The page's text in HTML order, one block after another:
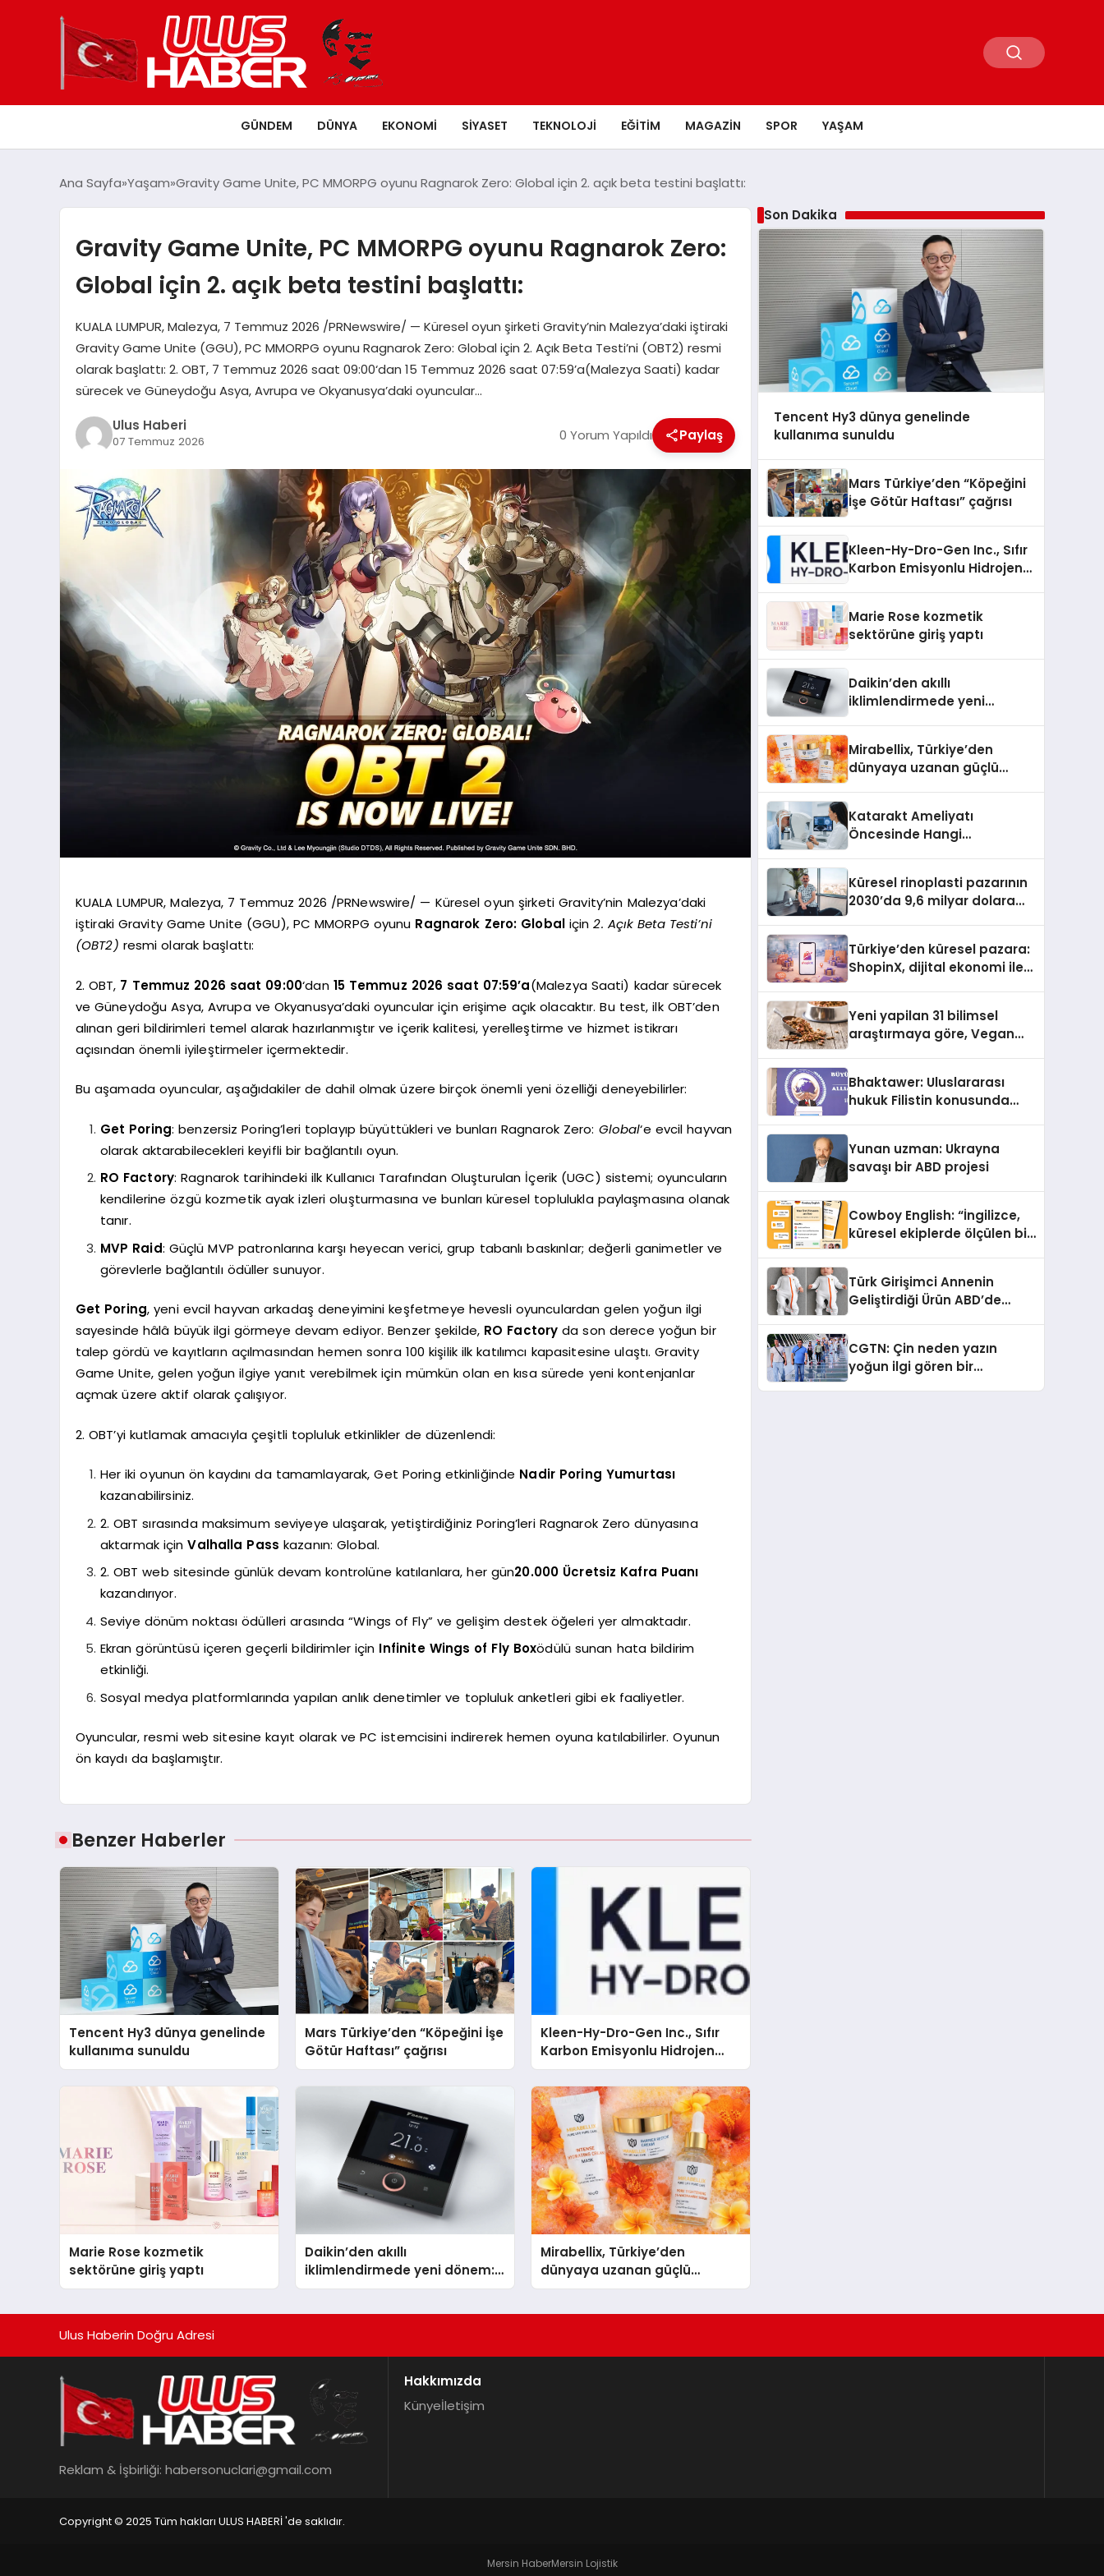
GÜNDEM DÜNYA EKONOMI SIYASET TEKNOLOJI EĞITIM MAGAZIN SPOR YAŞAM
Ana Sayfa Yaşam Gravity Game Unite, PC MMORPG oyunu Ragnarok Zero: Global için 2. açık beta testini başlattı:
Gravity Game Unite, PC MMORPG oyunu Ragnarok Zero:
Global için 2. açık beta testini başlattı:
KUALA LUMPUR, Malezya, 7 Temmuz 2026 /PRNewswire/ — Küresel oyun şirketi Gravity’nin Malezya’daki iştiraki
Gravity Game Unite (GGU), PC MMORPG oyunu Ragnarok Zero: Global için 2. Açık Beta Testi’ni (OBT2) resmi
olarak başlattı: 2. OBT, 7 Temmuz 2026 saat 09:00‘dan 15 Temmuz 2026 saat 07:59’a(Malezya Saati) kadar
sürecek ve Güneydoğu Asya, Avrupa ve Okyanusya’daki oyuncular…
Ulus Haberi
07 Temmuz 2026 0 Yorum Yapıldı Paylaş
KUALA LUMPUR, Malezya, 7 Temmuz 2026 /PRNewswire/ — Küresel oyun şirketi Gravity’nin Malezya’daki
iştiraki Gravity Game Unite (GGU), PC MMORPG oyunu Ragnarok Zero: Global için2. Açık Beta Testi’ni
(OBT2) resmi olarak başlattı:
2. OBT, 7 Temmuz 2026 saat 09:00‘dan 15 Temmuz 2026 saat 07:59’a(Malezya Saati) kadar sürecek
ve Güneydoğu Asya, Avrupa ve Okyanusya’daki oyuncular için erişime açık olacaktır. Bu test, ilk OBT’den
alınan geri bildirimleri temel alarak hazırlanmıştır ve içerik kalitesi, yerelleştirme ve hizmet istikrarı
açısından önemli iyileştirmeler içermektedir.
Bu aşamada oyuncular, aşağıdakiler de dahil olmak üzere birçok önemli yeni özelliği deneyebilirler:
Get Poring: benzersiz Poring’leri toplayıp büyüttükleri ve bunları Ragnarok Zero: Global‘e evcil hayvan
olarak aktarabilecekleri keyifli bir bağlantılı oyun.
RO Factory: Ragnarok tarihindeki ilk Kullanıcı Tarafından Oluşturulan İçerik (UGC) sistemi; oyuncuların
kendilerine özgü kozmetik ayak izleri oluşturmasına ve bunları küresel toplulukla paylaşmasına olanak
tanır.
MVP Raid: Güçlü MVP patronlarına karşı heyecan verici, grup tabanlı baskınlar; değerli ganimetler ve
görevlerle bağlantılı ödüller sunuyor.
Get Poring, yeni evcil hayvan arkadaş deneyimini keşfetmeye hevesli oyunculardan gelen yoğun ilgi
sayesinde hâlâ büyük ilgi görmeye devam ediyor. Benzer şekilde, RO Factory da son derece yoğun bir
talep gördü ve kayıtların açılmasından hemen sonra 100 kişilik ilk katılımcı kapasitesine ulaştı. Gravity
Game Unite, gelen yoğun ilgiye yanıt verebilmek için mümkün olan en kısa sürede yeni kontenjanlar
açmak üzere aktif olarak çalışıyor.
2. OBT’yi kutlamak amacıyla çeşitli topluluk etkinlikler de düzenlendi:
Her iki oyunun ön kaydını da tamamlayarak, Get Poring etkinliğinde Nadir Poring Yumurtası
kazanabilirsiniz.
2. OBT sırasında maksimum seviyeye ulaşarak, yetiştirdiğiniz Poring’leri Ragnarok Zero dünyasına
aktarmak içinValhalla Pass kazanın: Global.
2. OBT web sitesinde günlük devam kontrolüne katılanlara, her gün20.000 Ücretsiz Kafra Puanı
kazandırıyor.
Seviye dönüm noktası ödülleri arasında “Wings of Fly” ve gelişim destek öğeleri yer almaktadır.
Ekran görüntüsü içeren geçerli bildirimler için Infinite Wings of Fly Boxödülü sunan hata bildirim
etkinliği.
Sosyal medya platformlarında yapılan anlık denetimler ve topluluk anketleri gibi ek faaliyetler.
Oyuncular, resmi web sitesine kayıt olarak ve PC istemcisini indirerek hemen oyuna katılabilirler. Oyunun
ön kaydı da başlamıştır.
Benzer Haberler
Tencent Hy3 dünya genelinde
kullanıma sunuldu
Mars Türkiye’den “Köpeğini İşe
Götür Haftası” çağrısı
Kleen-Hy-Dro-Gen Inc., Sıfır
Karbon Emisyonlu Hidrojen
Isıtma Teknolojisinde ISO ve
TSSA Düzenleyici Onaylarını
Aldı
Marie Rose kozmetik
sektörüne giriş yaptı
Daikin’den akıllı
iklimlendirmede yeni dönem:
Madoka Plus Türkiye’de
Mirabellix, Türkiye’den
dünyaya uzanan güçlü
büyümesini sürdürüyor
Son Dakika
Tencent Hy3 dünya genelinde
kullanıma sunuldu
Mars Türkiye’den “Köpeğini
İşe Götür Haftası” çağrısı
Kleen-Hy-Dro-Gen Inc., Sıfır
Karbon Emisyonlu Hidrojen
Aldı
Marie Rose kozmetik
sektörüne giriş yaptı
Daikin’den akıllı
iklimlendirmede yeni
Mirabellix, Türkiye’den
dünyaya uzanan güçlü
Katarakt Ameliyatı
Öncesinde Hangi
Küresel rinoplasti pazarının
2030’da 9,6 milyar dolara
Türkiye’den küresel pazara:
ShopinX, dijital ekonomi ile
Yeni yapilan 31 bilimsel
araştırmaya göre, Vegan
Sindirildiğini Ortaya Koydu
Bhaktawer: Uluslararası
hukuk Filistin konusunda
Yunan uzman: Ukrayna
savaşı bir ABD projesi
Cowboy English: “İngilizce,
küresel ekiplerde ölçülen bir
Türk Girişimci Annenin
Geliştirdiği Ürün ABD’de
Açısı Getiriyor.
CGTN: Çin neden yazın
yoğun ilgi gören bir
Ulus Haberin Doğru Adresi
Reklam & İşbirliği: habersonuclari@gmail.com
Hakkımızda
Künyeİletişim
Copyright © 2025 Tüm hakları ULUS HABERİ 'de saklıdır.
Mersin HaberMersin Lojistik